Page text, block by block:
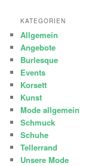
KATEGORIEN
Allgemein
Angebote
Burlesque
Events
Korsett
Kunst
Mode allgemein
Schmuck
Schuhe
Tellerrand
Unsere Mode